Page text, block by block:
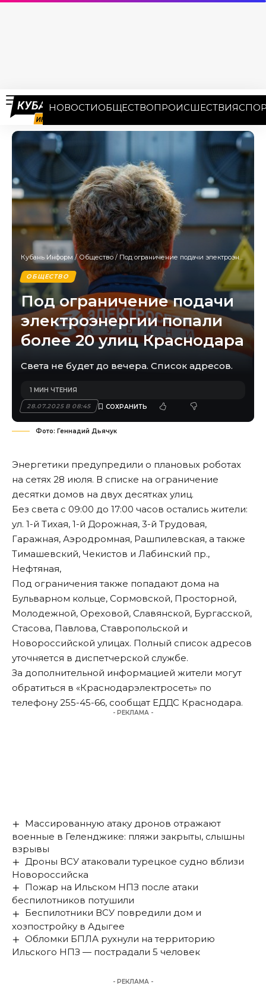
НОВОСТИОБЩЕСТВОПРОИСШЕСТВИЯ
Кубань Информ /Общество/ Под ограничение подачи электроэнергии попали более 20 улиц Краснодара
ОБЩЕСТВО
Под ограничение подачи
электроэнергии попали
более 20 улиц Краснодара
Света не будет до вечера. Список адресов.
28.07.2025 В 08:45
1 МИН ЧТЕНИЯ
Фото: Геннадий Дьячук
Энергетики предупредили о плановых роботах
на сетях 28 июля. В списке на ограничение
десятки домов на двух десятках улиц.
Без света с 09:00 до 17:00 часов остались жители:
ул. 1-й Тихая, 1-й Дорожная, 3-й Трудовая,
Гаражная, Аэродромная, Рашпилевская, а также
Тимашевский, Чекистов и Лабинский пр.,
Нефтяная,
Под ограничения также попадают дома на
Бульварном кольце, Сормовской, Просторной,
Молодежной, Ореховой, Славянской, Бургасской,
Стасова, Павлова, Ставропольской и
Новороссийской улицах. Полный список адресов
уточняется в диспетчерской службе.
За дополнительной информацией жители могут
обратиться в «Краснодарэлектросеть» по
телефону 255-45-66, сообщат ЕДДС Краснодара.
- РЕКЛАМА -
Массированную атаку дронов отражают
военные в Геленджике: пляжи закрыты, слышны
взрывы
Дроны ВСУ атаковали турецкое судно вблизи
Новороссийска
Пожар на Ильском НПЗ после атаки
беспилотников потушили
Беспилотники ВСУ повредили дом и
хозпостройку в Адыгее
Обломки БПЛА рухнули на территорию
Ильского НПЗ — пострадали 5 человек
- РЕКЛАМА -